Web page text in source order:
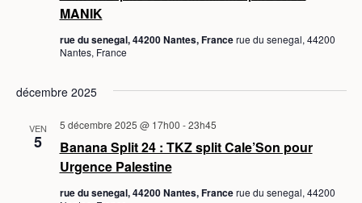
MANIK
rue du senegal, 44200 Nantes, Francerue du senegal, 44200
Nantes, France
décembre 2025
VEN
5
Banana Split 24 : TKZ split Cale’Son pour
Urgence Palestine
5 décembre 2025 @ 17h00 -23h45
rue du senegal, 44200 Nantes, Francerue du senegal, 44200